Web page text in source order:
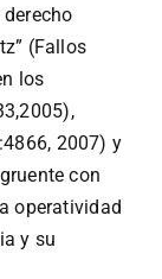
(Fallos
los
2007) y
con
operatividad
y su